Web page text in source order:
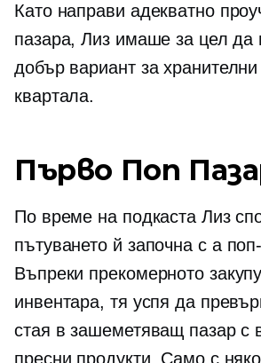
Като направи адекватно
пазара, Лиз имаше за цел да
добър вариант за хранителни
квартала.
Първо Поп
По време на подкаста Лиз
пътуването й започна с a
Въпреки прекомерното
инвентара, тя успя да
стая в зашеметяващ пазар с
пресни продукти. Само с